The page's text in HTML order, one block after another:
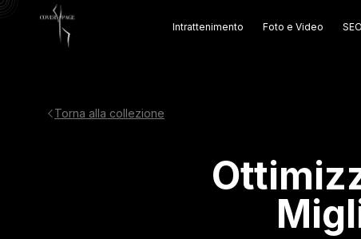
Intrattenimento Foto e Video
Torna alla collezione